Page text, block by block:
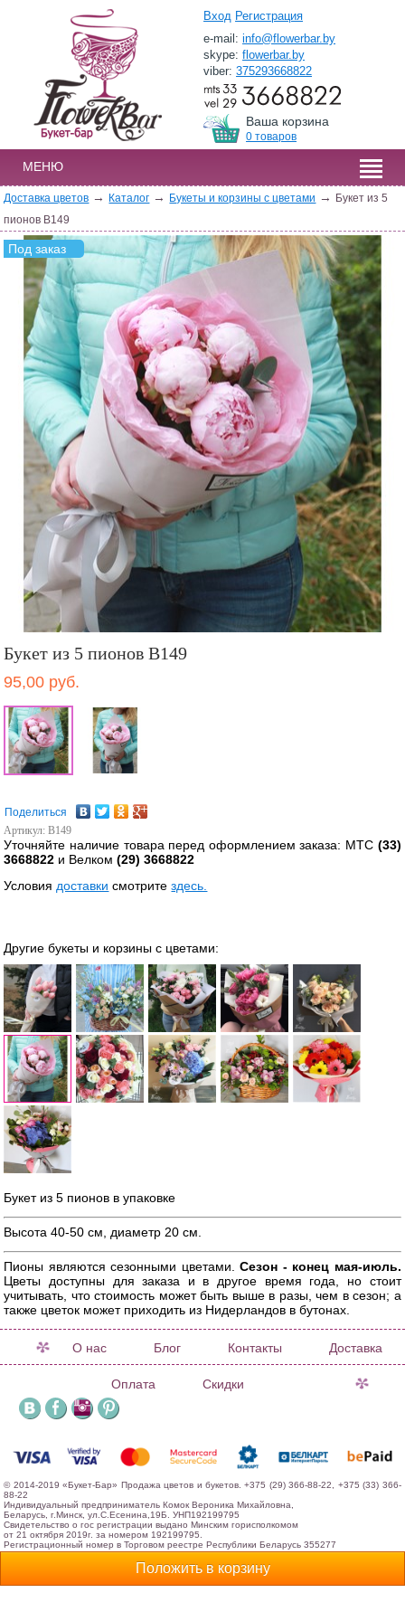
Вход Регистрация
e-mail:info@flowerbar.by
skype:flowerbar.by
viber:375293668822
Ваша корзина
0 товаров
МЕНЮ
Доставка цветов → Каталог → Букеты и корзины с цветами →
Букет из 5
пионов B149
Под заказ
Букет из 5 пионов B149
95,00 руб.
Положить в корзину
Поделиться
Артикул: B149
Уточняйте наличие товара перед оформлением заказа: МТС (33)
3668822 и Велком(29) 3668822
Условия доставки смотритездесь.
Другие букеты и корзины с цветами:
Букет из 5 пионов в упаковке
Высота 40-50 см, диаметр 20 см.
Пионы являются сезонными цветами.Сезон - конец мая-июль.
Цветы доступны для заказа и в другое время года, но стоит
учитывать, что стоимость может быть выше в разы, чем в сезон; а
также цветок может приходить из Нидерландов в бутонах.
О нас Блог Контакты Доставка
Оплата Скидки
© 2014-2019 «Букет-Бар» Продажа цветов и букетов. +375 (29) 366-88-22, +375 (33) 366-
88-22
Индивидуальный предприниматель Комок Вероника Михайловна,
Беларусь, г.Минск, ул.С.Есенина,19Б. УНП192199795
Свидетельство о гос регистрации выдано Минским горисполкомом
от 21 октября 2019г. за номером 192199795.
Регистрационный номер в Торговом реестре Республики Беларусь 355277
Интернет-магазин зарегистрирован в Торговом реестре Республики Беларусь 13 октября
Лицензия на осуществление деятельности по размещению информации на сайте не
требуется.